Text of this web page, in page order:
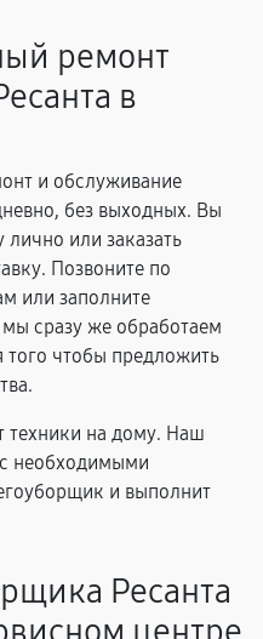
ремонт
в
и обслуживание
без выходных. Вы
или заказать
Позвоните по
или заполните
сразу же обработаем
того чтобы предложить
техники на дому. Наш
необходимыми
и выполнит
Ресанта